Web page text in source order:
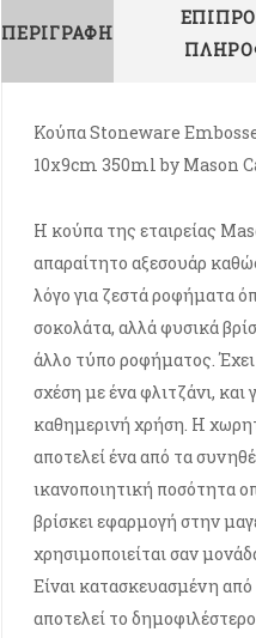
ΠΕΡΙΓΡΑΦΉ
Κούπα Stoneware
10x9cm 350ml by Mason
Η κούπα της εταιρείας
απαραίτητο αξεσουάρ
λόγο για ζεστά ροφήματα
σοκολάτα, αλλά φυσικά
άλλο τύπο ροφήματος.
σχέση με ένα φλιτζάνι, και
καθημερινή χρήση. Η
αποτελεί ένα από τα
ικανοποιητική ποσότητα
βρίσκει εφαρμογή στην
χρησιμοποιείται σαν
Είναι κατασκευασμένη
αποτελεί το